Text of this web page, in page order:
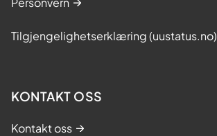
Tilgjengelighetserklæring (uustatus.no)
KONTAKT OSS
Kontakt oss